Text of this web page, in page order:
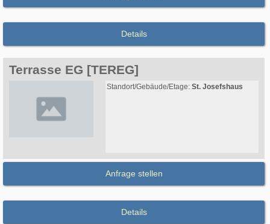
Details
Terrasse EG [TEREG]
Standort/Gebäude/Etage: St. Josefshaus
Anfrage stellen
Details